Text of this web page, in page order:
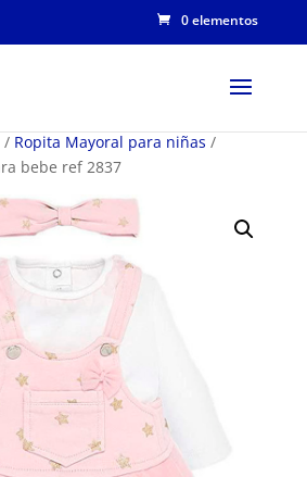
0 elementos
/ Ropita Mayoral para niñas /
bebe ref 2837